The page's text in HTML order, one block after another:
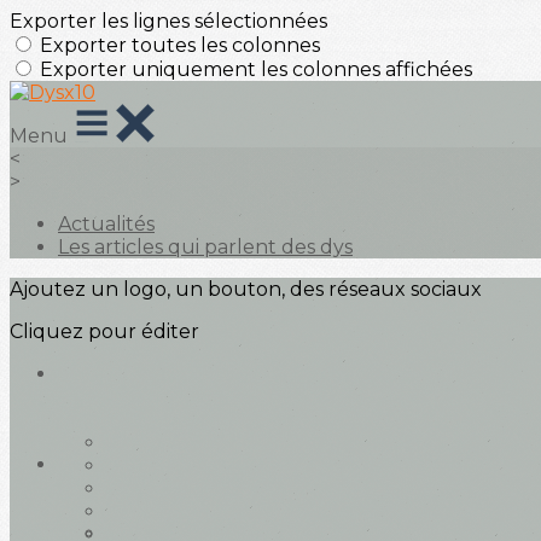
Exporter les lignes sélectionnées
Exporter toutes les colonnes
Exporter uniquement les colonnes affichées
Menu
<
>
Actualités
Les articles qui parlent des dys
Ajoutez un logo, un bouton, des réseaux sociaux
Cliquez pour éditer